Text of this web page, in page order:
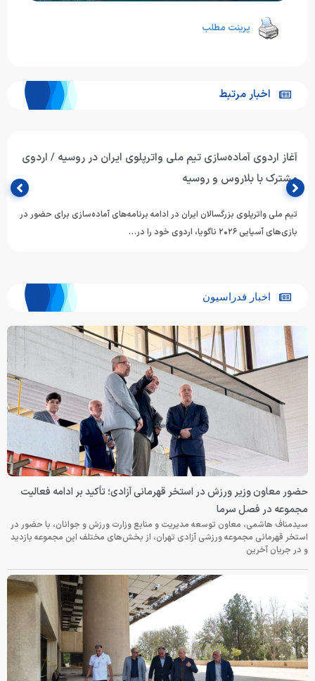
پرینت مطلب
اخبار مرتبط
آغاز اردوی آماده‌سازی تیم ملی واترپلوی ایران در روسیه / اردوی
مشترک با بلاروس و روسیه
تیم ملی واترپلوی بزرگسالان ایران در ادامه برنامه‌های آماده‌سازی برای حضور در
بازی‌های آسیایی ۲۰۲۶ ناگویا، اردوی خود را در…
اخبار فدراسیون
حضور معاون وزیر ورزش در استخر قهرمانی آزادی؛ تأکید بر ادامه فعالیت
مجموعه در فصل سرما
سیدمناف هاشمی، معاون توسعه مدیریت و منابع وزارت ورزش و جوانان، با حضور در
استخر قهرمانی مجموعه ورزشی آزادی تهران، از بخش‌های مختلف این مجموعه بازدید
و در جریان آخرین